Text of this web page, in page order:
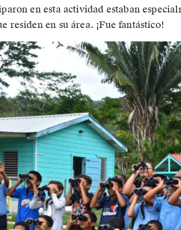
en esta actividad estaban
residen en su área. ¡Fue fantástico!